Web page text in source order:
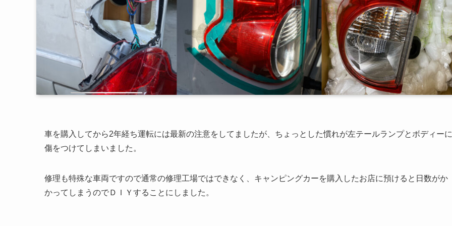
車を購入してから2年経ち運転には最新の注意をしてましたが、ちょっとした慣れが左テールランプとボディーに
傷をつけてしまいました。
修理も特殊な車両ですので通常の修理工場ではできなく、キャンピングカーを購入したお店に預けると日数がか
かってしまうのでＤＩＹすることにしました。